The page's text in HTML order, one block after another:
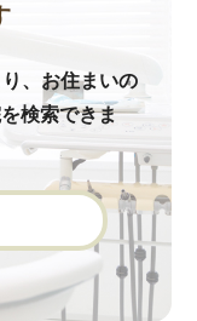
、お住まいの
検索できま